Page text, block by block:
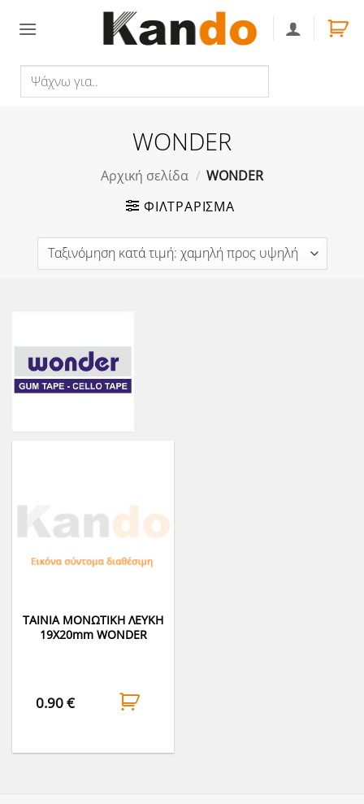
για..
WONDER
Αρχική σελίδα / WONDER
ΦΙΛΤΡΆΡΙΣΜΑ
ΤΑΙΝΙΑ ΜΟΝΩΤΙΚΗ ΛΕΥΚΗ
19Χ20mm WONDER
0.90€